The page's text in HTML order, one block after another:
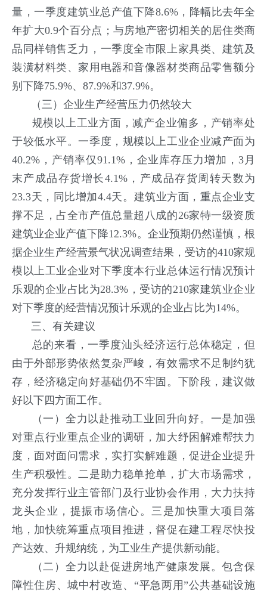
量，一季度建筑业总产值下降8.6%，降幅比去年全
年扩大0.9个百分点；与房地产密切相关的居住类商
品同样销售乏力，一季度全市限上家具类、建筑及
装潢材料类、家用电器和音像器材类商品零售额分
别下降75.9%、87.9%和37.9%。
（三）企业生产经营压力仍然较大
规模以上工业方面，减产企业偏多，产销率处
于较低水平。一季度，规模以上工业企业减产面为
40.2%，产销率仅91.1%，企业库存压力增加，3月
末产成品存货增长4.1%，产成品存货周转天数为
23.3天，同比增加4.4天。建筑业方面，重点企业支
撑不足，占全市产值总量超八成的26家特一级资质
建筑业企业产值下降12.3%。企业预期仍然谨慎，根
据企业生产经营景气状况调查结果，受访的410家规
模以上工业企业对下季度本行业总体运行情况预计
乐观的企业占比为28.3%，受访的210家建筑业企业
对下季度的经营情况预计乐观的企业占比为14%。
三、有关建议
总的来看，一季度汕头经济运行总体稳定，但
由于外部形势依然复杂严峻，有效需求不足制约犹
存，经济稳定向好基础仍不牢固。下阶段，建议做
好以下四方面工作。
（一）全力以赴推动工业回升向好。 一是加强
对重点行业重点企业的调研，加大纾困解难帮扶力
度，面对面问需求，实打实解难题，促进企业提升
生产积极性。二是助力稳单抢单，扩大市场需求，
充分发挥行业主管部门及行业协会作用，大力扶持
龙头企业，提振市场信心。三是加快重大项目落
地，加快统筹重点项目推进，督促在建工程尽快投
产达效、升规纳统，为工业生产提供新动能。
（二）全力以赴促进房地产健康发展。包含保
障性住房、城中村改造、“平急两用”公共基础设施